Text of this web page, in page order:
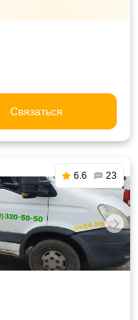
Связаться
6.6 23